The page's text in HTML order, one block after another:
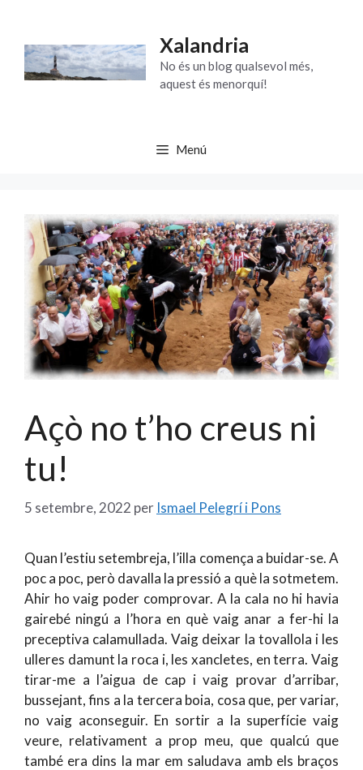
contingut
Xalandria
No és un blog qualsevol més,
aquest és menorquí!
Menú
Açò no t’ho creus ni
tu!
5 setembre, 2022 per Ismael Pelegrí i Pons
Quan l’estiu setembreja, l’illa comença a buidar-se. A
poc a poc, però davalla la pressió a què la sotmetem.
Ahir ho vaig poder comprovar. A la cala no hi havia
gairebé ningú a l’hora en què vaig anar a fer-hi la
preceptiva calamullada. Vaig deixar la tovallola i les
ulleres damunt la roca i, les xancletes, en terra. Vaig
tirar-me a l’aigua de cap i vaig provar d’arribar,
bussejant, fins a la tercera boia, cosa que, per variar,
no vaig aconseguir. En sortir a la superfície vaig
veure, relativament a prop meu, que qualcú que
també era dins la mar em saludava amb els braços